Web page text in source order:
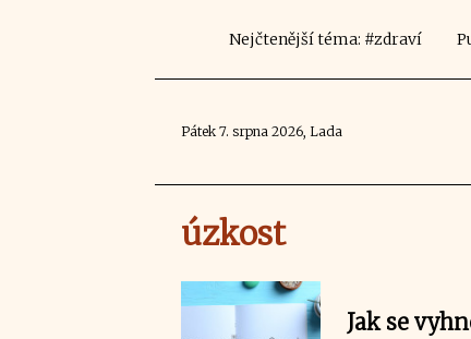
Nejčtenější téma: #zdraví
Pátek 7. srpna 2026, Lada
úzkost
Jak se